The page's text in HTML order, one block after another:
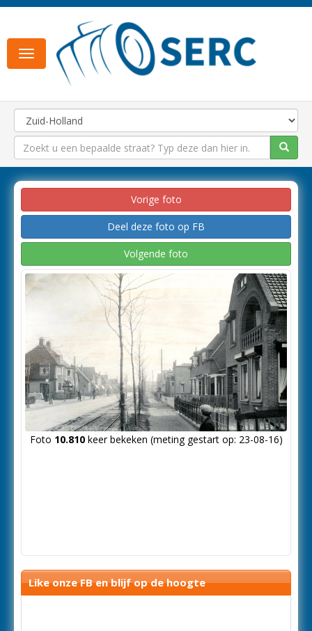
Toggle
navigation
Vorige foto
Deel deze foto op FB
Volgende foto
Foto 10.810keer bekeken (meting gestart op: 23-08-16)
Like onze FB en blijf op de hoogte